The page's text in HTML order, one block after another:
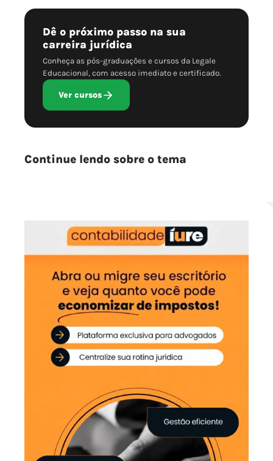
Dê o próximo passo na sua
carreira jurídica
Conheça as pós-graduações e cursos da Legale
Educacional, com acesso imediato e certificado.
Ver cursos
Continue lendo sobre o tema